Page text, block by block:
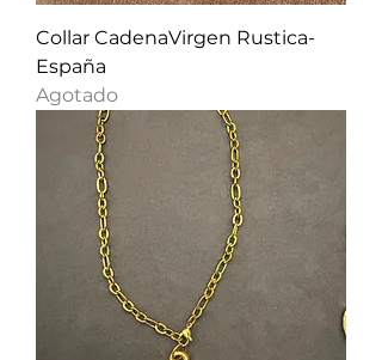
Collar CadenaVirgen Rustica-
España
Agotado